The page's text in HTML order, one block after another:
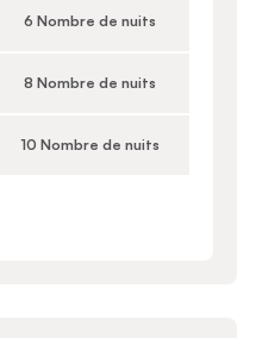
6 Nombre de nuits
8 Nombre de nuits
10 Nombre de nuits